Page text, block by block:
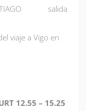
salida
viaje a Vigo en
12.55 – 15.25